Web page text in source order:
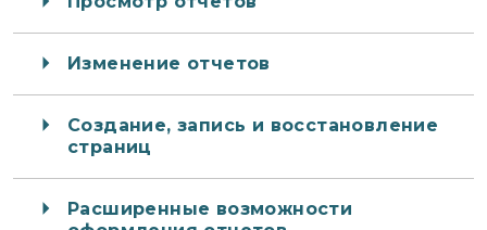
Изменение отчетов
Создание, запись и восстановление
страниц
Расширенные возможности